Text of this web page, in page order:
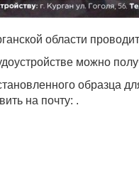
области
можно
образца
на почту: .